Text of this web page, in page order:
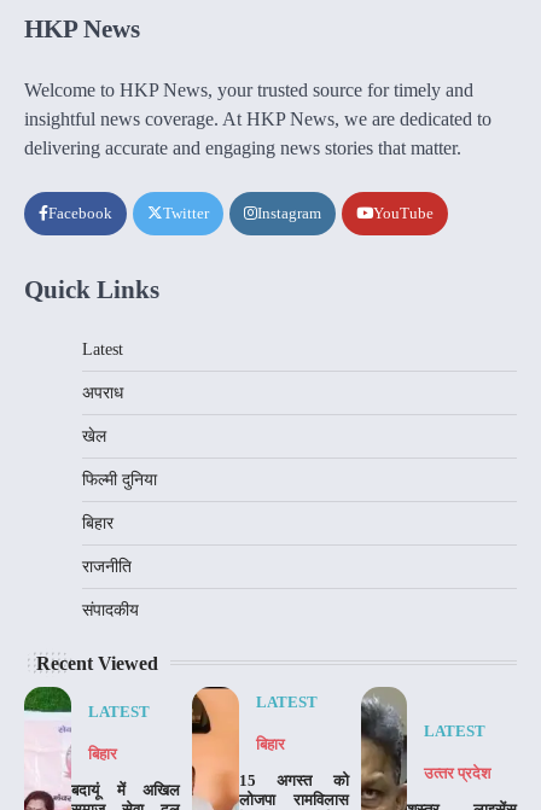
HKP News
Welcome to HKP News, your trusted source for timely and
insightful news coverage. At HKP News, we are dedicated to
delivering accurate and engaging news stories that matter.
Facebook Twitter Instagram YouTube
Quick Links
Latest
अपराध
खेल
फिल्मी दुनिया
बिहार
राजनीति
संपादकीय
Recent Viewed
LATEST
बिहार
बदायूं में अखिल
LATEST
बिहार
15 अगस्त को
लोजपा रामविलास
LATEST
उत्‍तर प्रदेश